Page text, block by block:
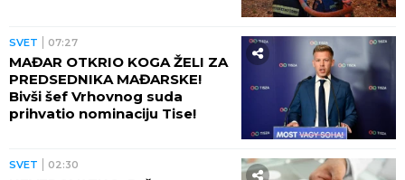
Sijena Miler rodila dvoje dece 15 godina mlađem,
pa otkrila ono o ČEMU JE ĆUTALA MESECIMA:
Jednom fotografijom stavila tačku na nagađanja
Dirljiv gest Argentinca: De Pol
posvećenoj Mesiju